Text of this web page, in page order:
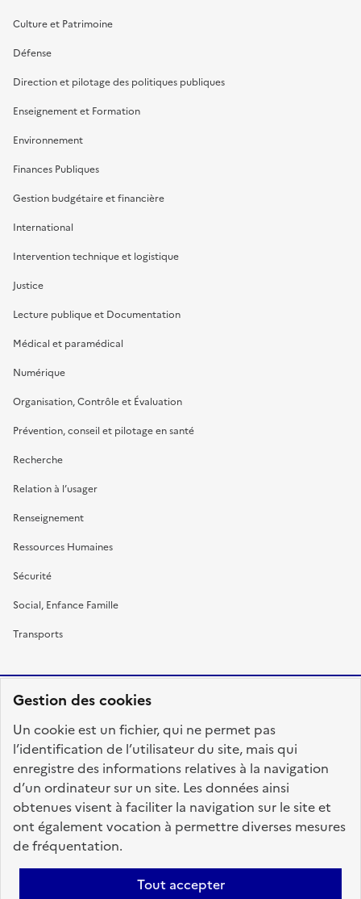
Gestion des cookies
Un cookie est un fichier, qui ne permet pas
l’identification de l’utilisateur du site, mais qui
enregistre des informations relatives à la navigation
d’un ordinateur sur un site. Les données ainsi
obtenues visent à faciliter la navigation sur le site et
ont également vocation à permettre diverses mesures
de fréquentation.
Tout accepter
Culture et Patrimoine
Défense
Direction et pilotage des politiques publiques
Enseignement et Formation
Environnement
Finances Publiques
Gestion budgétaire et financière
International
Intervention technique et logistique
Justice
Lecture publique et Documentation
Médical et paramédical
Numérique
Organisation, Contrôle et Évaluation
Prévention, conseil et pilotage en santé
Recherche
Relation à l’usager
Renseignement
Ressources Humaines
Sécurité
Social, Enfance Famille
Transports
FRANÇAISE
fonction-publique.gouv.fr
legifrance.gouv.fr
gouvernement.fr
Accessibilité : totalement conforme